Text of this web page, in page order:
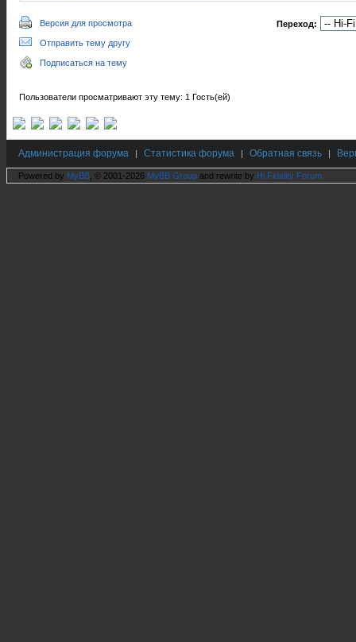
Версия для просмотра
Отправить тему другу
Подписаться на тему
Переход:
Пользователи просматривают эту тему: 1 Гость(ей)
Администрация форума | Статистика форума | Обратная связь |
Powered by MyBB , © 2001-2026 MyBB Group and rewrite by Hi Fidelity Forum